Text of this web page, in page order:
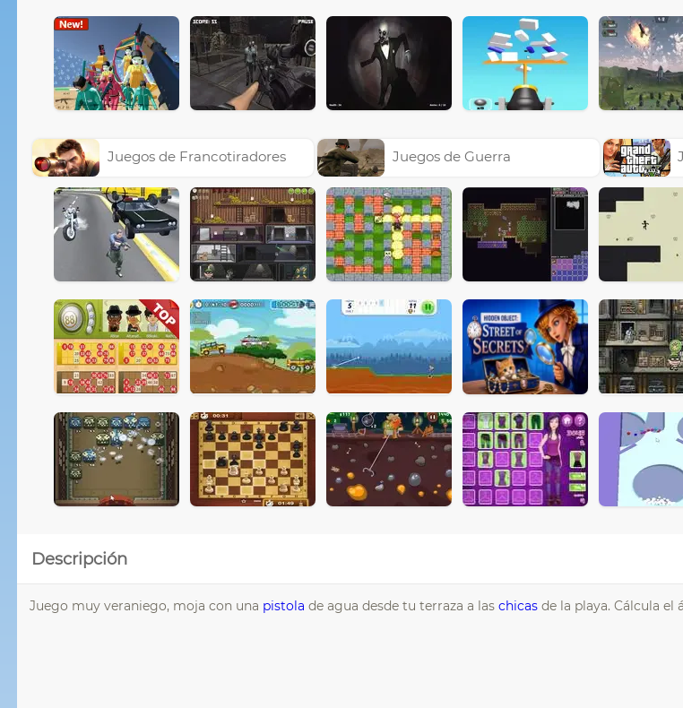
Juegos de Francotiradores Juegos de Guerra
Descripción
Juego muy veraniego, moja con una pistola de agua desde tu terraza a las chicas de la playa. Cálcula el